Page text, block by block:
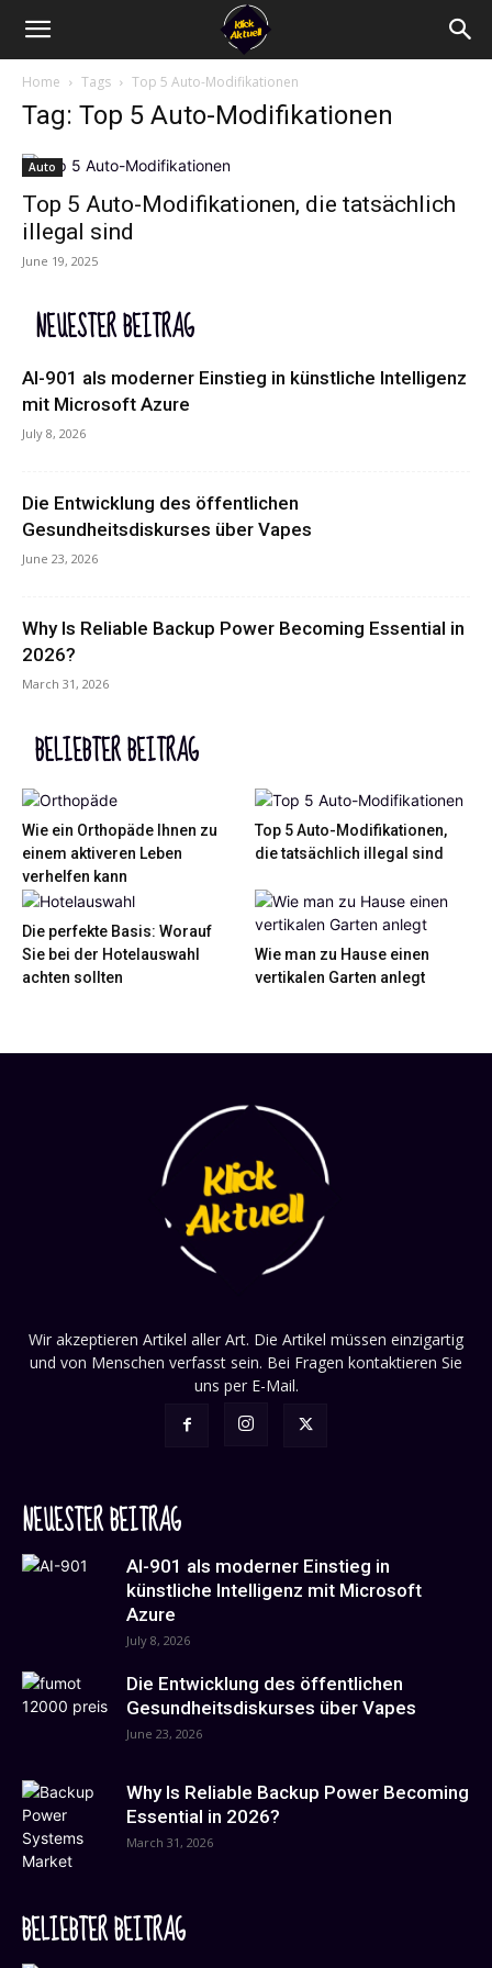
Home Tags Top 5 Auto-Modifikationen
Tag: Top 5 Auto-Modifikationen
Auto
Top 5 Auto-Modifikationen, die tatsächlich
illegal sind
June 19, 2025
NEUESTER BEITRAG
AI-901 als moderner Einstieg in künstliche Intelligenz
mit Microsoft Azure
July 8, 2026
Die Entwicklung des öffentlichen
Gesundheitsdiskurses über Vapes
June 23, 2026
Why Is Reliable Backup Power Becoming Essential in
2026?
March 31, 2026
BELIEBTER BEITRAG
Wie ein Orthopäde Ihnen zu
einem aktiveren Leben
verhelfen kann
Top 5 Auto-Modifikationen,
die tatsächlich illegal sind
Die perfekte Basis: Worauf
Sie bei der Hotelauswahl
achten sollten
Wie man zu Hause einen
vertikalen Garten anlegt
Wir akzeptieren Artikel aller Art. Die Artikel müssen einzigartig
und von Menschen verfasst sein. Bei Fragen kontaktieren Sie
uns per E-Mail.
NEUESTER BEITRAG
AI-901 als moderner Einstieg in
künstliche Intelligenz mit Microsoft
Azure
July 8, 2026
Die Entwicklung des öffentlichen
Gesundheitsdiskurses über Vapes
June 23, 2026
Why Is Reliable Backup Power Becoming
Essential in 2026?
March 31, 2026
BELIEBTER BEITRAG